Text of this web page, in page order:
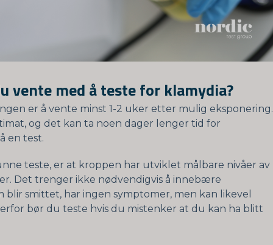
vente med å teste for klamydia?
er å vente minst 1-2 uker etter mulig eksponering.
og det kan ta noen dager lenger tid for
en test.
teste, er at kroppen har utviklet målbare nivåer av
Det trenger ikke nødvendigvis å innebære
blir smittet, har ingen symptomer, men kan likevel
bør du teste hvis du mistenker at du kan ha blitt